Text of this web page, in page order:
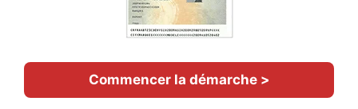
Commencer la démarche >